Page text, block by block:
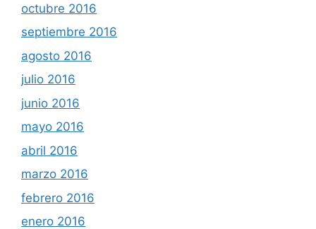
octubre 2016
septiembre 2016
agosto 2016
julio 2016
junio 2016
mayo 2016
abril 2016
marzo 2016
febrero 2016
enero 2016